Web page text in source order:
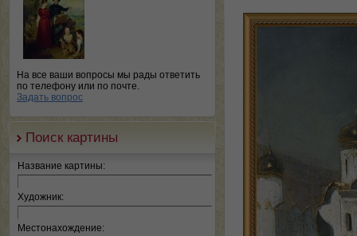
На все ваши вопросы мы рады ответить
по телефону или по почте.
Задать вопрос
Поиск картины
Название картины:
Художник:
Местонахождение: